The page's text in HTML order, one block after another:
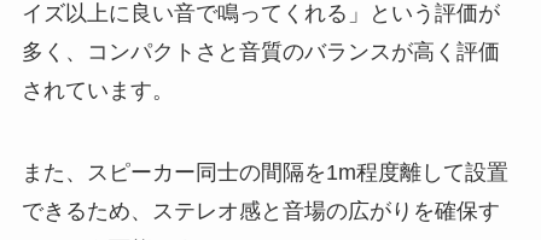
イズ以上に良い音で鳴ってくれる」という評価が
多く、コンパクトさと音質のバランスが高く評価
されています。
また、スピーカー同士の間隔を1m程度離して設置
できるため、ステレオ感と音場の広がりを確保す